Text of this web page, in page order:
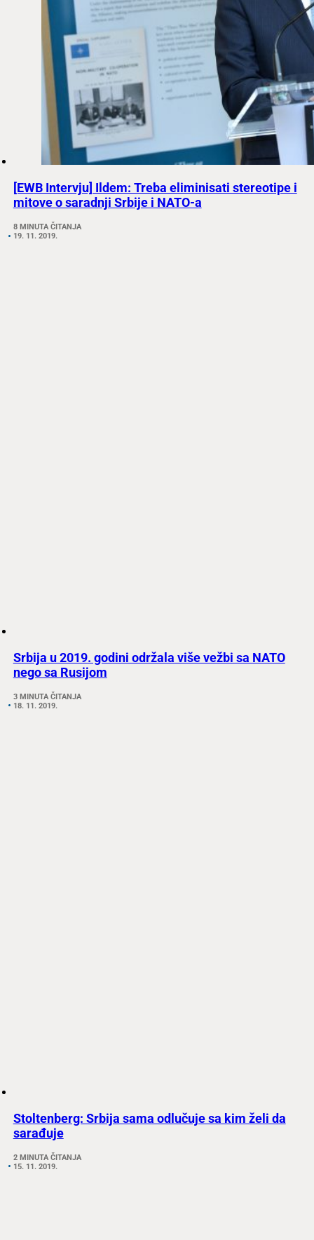
[EWB Intervju] Ildem: Treba eliminisati stereotipe i
mitove o saradnji Srbije i NATO-a
8 MINUTA ČITANJA
19. 11. 2019.
Srbija u 2019. godini održala više vežbi sa NATO
nego sa Rusijom
3 MINUTA ČITANJA
18. 11. 2019.
Stoltenberg: Srbija sama odlučuje sa kim želi da
sarađuje
2 MINUTA ČITANJA
15. 11. 2019.